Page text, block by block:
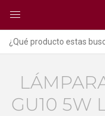
GU10 5W